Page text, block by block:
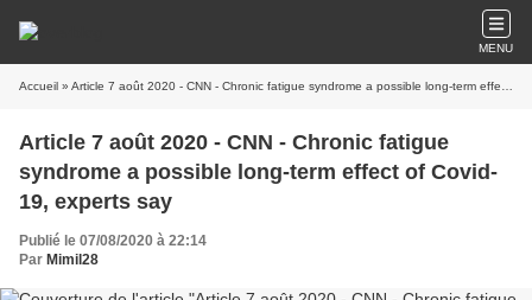
MENU
Accueil » Article 7 août 2020 - CNN - Chronic fatigue syndrome a possible long-term effect of Covid-19, experts say
Article 7 août 2020 - CNN - Chronic fatigue
syndrome a possible long-term effect of Covid-
19, experts say
Publié le 07/08/2020 à 22:14
Par Mimil28